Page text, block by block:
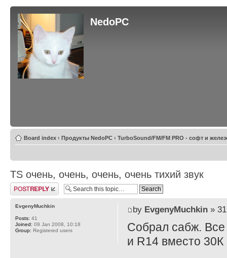
NedoPC
Board index ‹ Продукты NedoPC ‹ TurboSound/FM/FM PRO - софт и
TS очень, очень, очень, очень тихий звук
Post a reply
by EvgenyMuchkin» 31
Собрал сабж.
и R14 вместо 30К
EvgenyMuchkin
Posts: 41
Joined: 09 Jan 2008, 10:18
Group: Registered users